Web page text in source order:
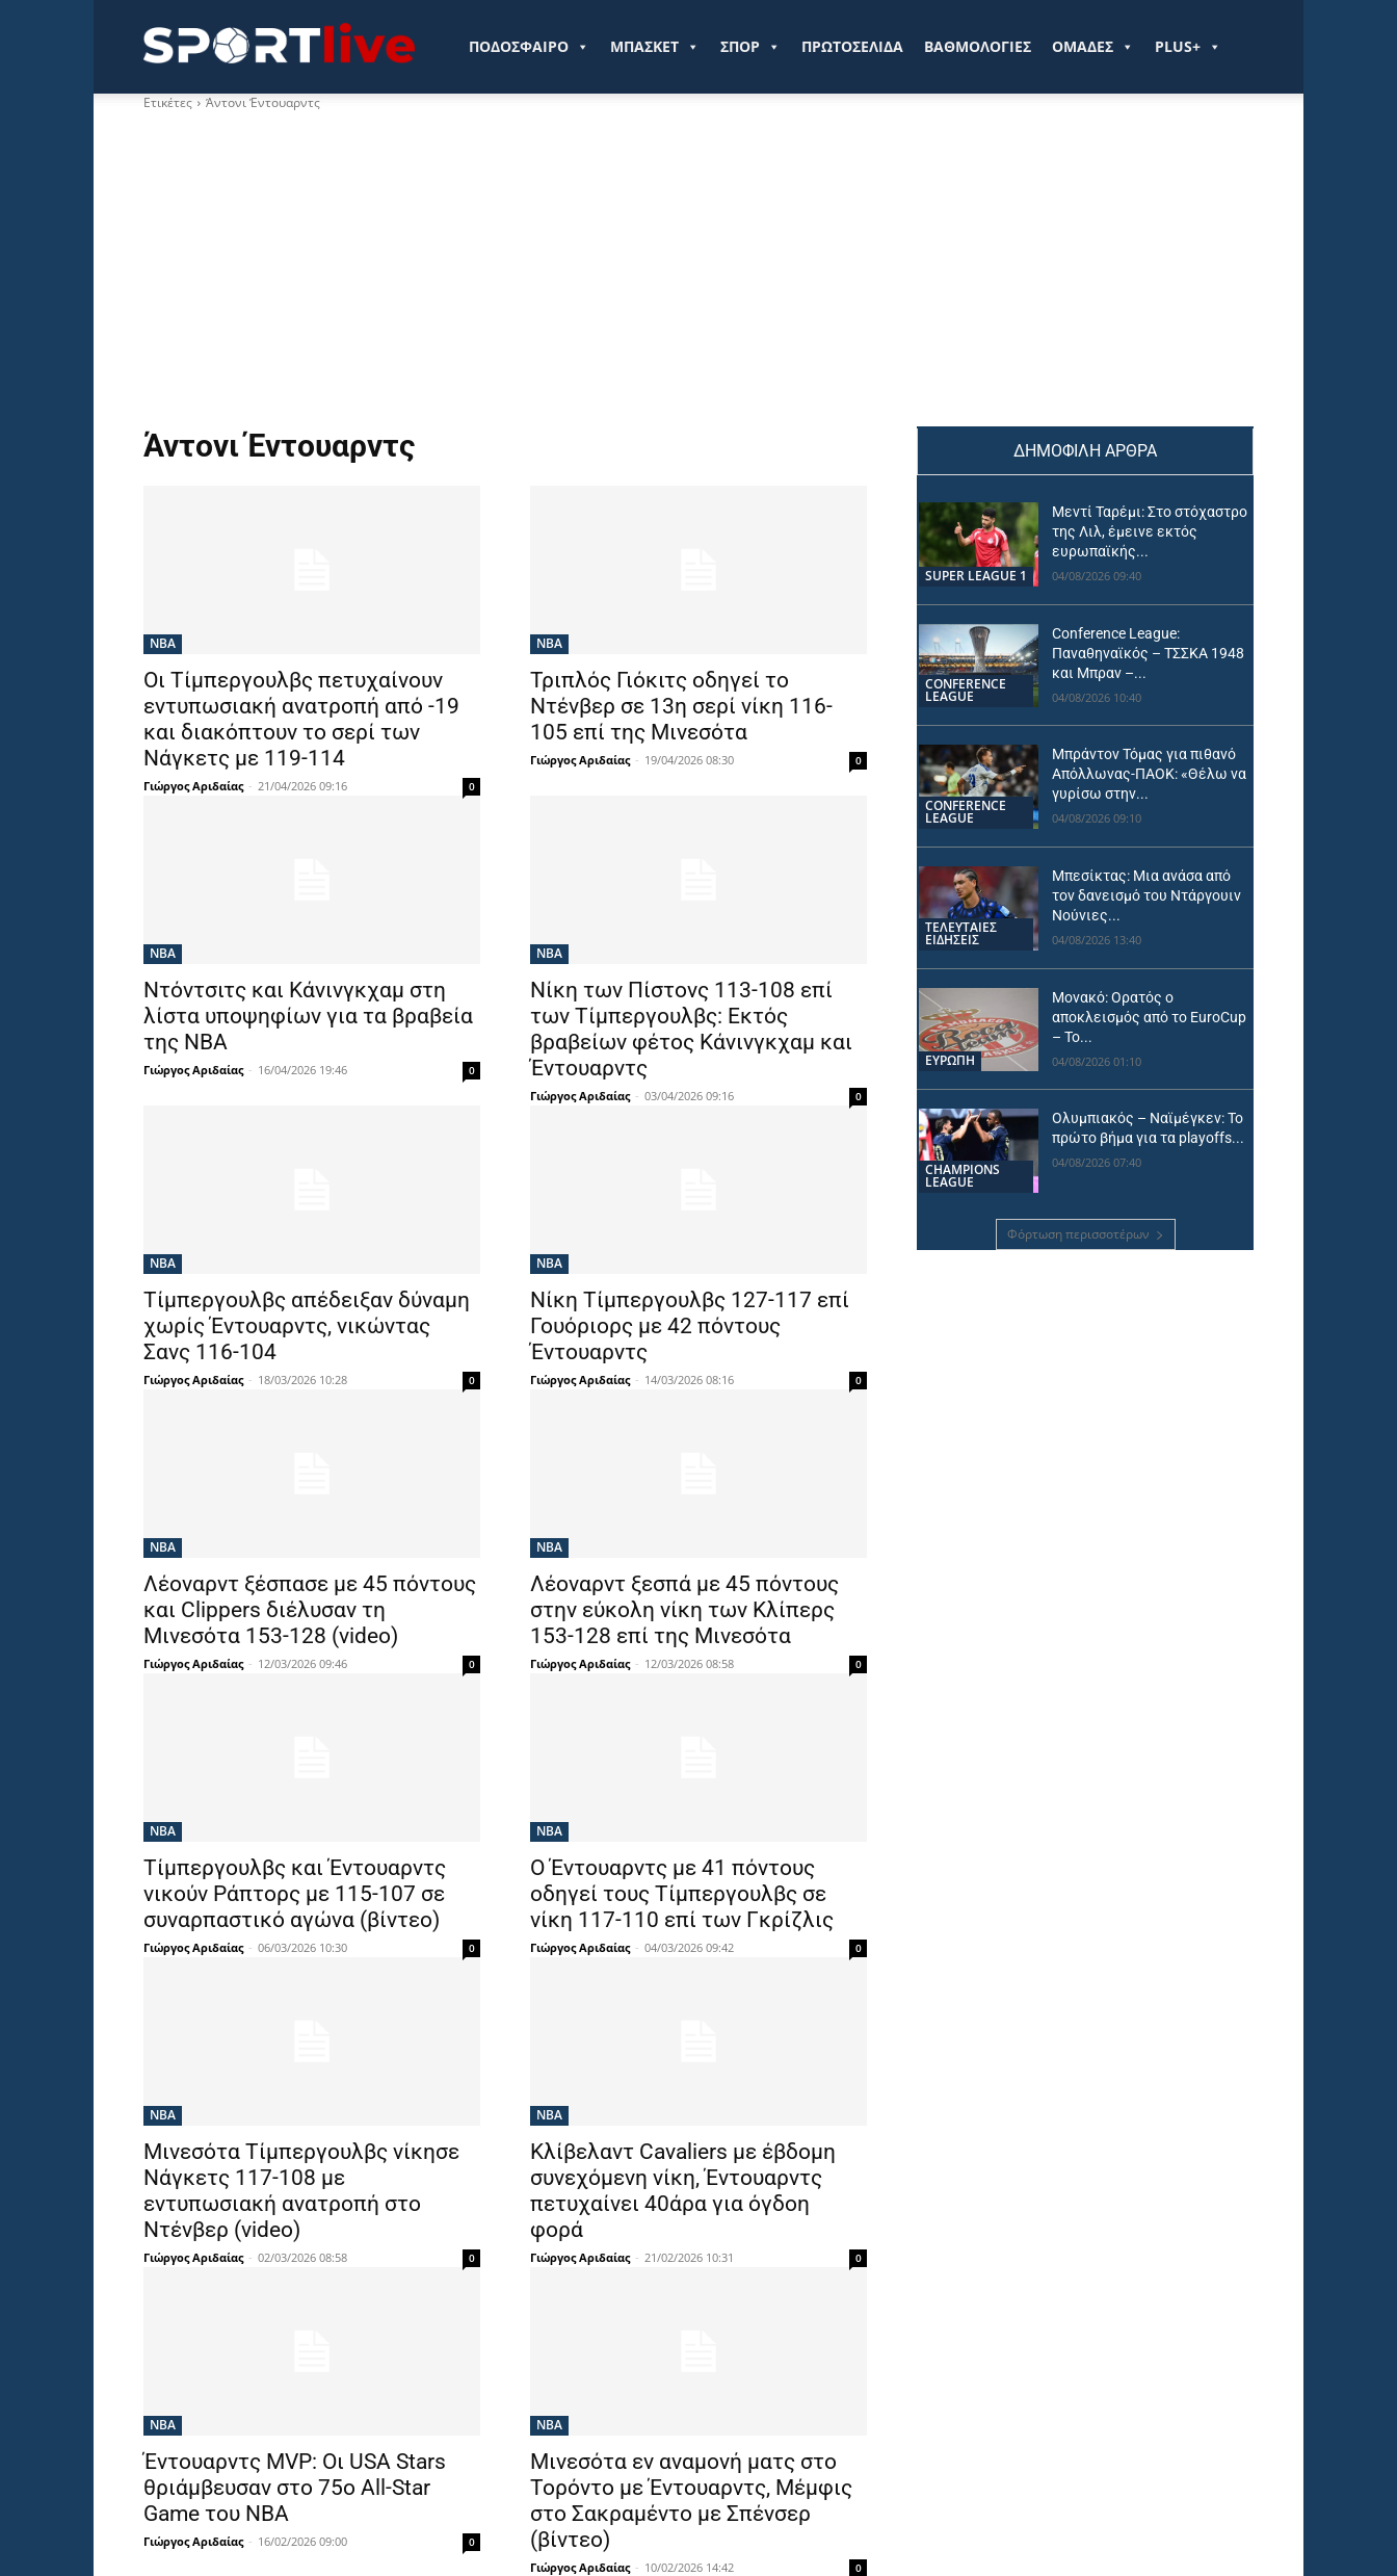
Sportlive.grΠΟΔΟΣΦΑΙΡΟ ΜΠΑΣΚΕΤ ΣΠΟΡ ΠΡΩΤΟΣΕΛΙΔΑ ΒΑΘΜΟΛΟΓΙΕΣ ΟΜΑΔΕΣ PLUS+
Ετικέτες Άντονι Έντουαρντς
Άντονι Έντουαρντς
NBA
Οι Τίμπεργουλβς πετυχαίνουν
εντυπωσιακή ανατροπή από -19
και διακόπτουν το σερί των
Νάγκετς με 119-114
Γιώργος Αριδαίας - 21/04/2026 09:16 0
NBA
Τριπλός Γιόκιτς οδηγεί το
Ντένβερ σε 13η σερί νίκη 116-
105 επί της Μινεσότα
Γιώργος Αριδαίας - 19/04/2026 08:30 0
NBA
Ντόντσιτς και Κάνινγκχαμ στη
λίστα υποψηφίων για τα βραβεία
της NBA
Γιώργος Αριδαίας - 16/04/2026 19:46 0
NBA
Νίκη των Πίστονς 113-108 επί
των Τίμπεργουλβς: Εκτός
βραβείων φέτος Κάνινγκχαμ και
Έντουαρντς
Γιώργος Αριδαίας - 03/04/2026 09:16 0
NBA
Τίμπεργουλβς απέδειξαν δύναμη
χωρίς Έντουαρντς, νικώντας
Σανς 116-104
Γιώργος Αριδαίας - 18/03/2026 10:28 0
NBA
Νίκη Τίμπεργουλβς 127-117 επί
Γουόριορς με 42 πόντους
Έντουαρντς
Γιώργος Αριδαίας - 14/03/2026 08:16 0
NBA
Λέοναρντ ξέσπασε με 45 πόντους
και Clippers διέλυσαν τη
Μινεσότα 153-128 (video)
Γιώργος Αριδαίας - 12/03/2026 09:46 0
NBA
Λέοναρντ ξεσπά με 45 πόντους
στην εύκολη νίκη των Κλίπερς
153-128 επί της Μινεσότα
Γιώργος Αριδαίας - 12/03/2026 08:58 0
NBA
Τίμπεργουλβς και Έντουαρντς
νικούν Ράπτορς με 115-107 σε
συναρπαστικό αγώνα (βίντεο)
Γιώργος Αριδαίας - 06/03/2026 10:30 0
NBA
Ο Έντουαρντς με 41 πόντους
οδηγεί τους Τίμπεργουλβς σε
νίκη 117-110 επί των Γκρίζλις
Γιώργος Αριδαίας - 04/03/2026 09:42 0
NBA
Μινεσότα Τίμπεργουλβς νίκησε
Νάγκετς 117-108 με
εντυπωσιακή ανατροπή στο
Ντένβερ (video)
Γιώργος Αριδαίας - 02/03/2026 08:58 0
NBA
Κλίβελαντ Cavaliers με έβδομη
συνεχόμενη νίκη, Έντουαρντς
πετυχαίνει 40άρα για όγδοη
φορά
Γιώργος Αριδαίας - 21/02/2026 10:31 0
NBA
Έντουαρντς MVP: Οι USA Stars
θριάμβευσαν στο 75ο All-Star
Game του ΝΒΑ
Γιώργος Αριδαίας - 16/02/2026 09:00 0
NBA
Μινεσότα εν αναμονή ματς στο
Τορόντο με Έντουαρντς, Μέμφις
στο Σακραμέντο με Σπένσερ
(βίντεο)
Γιώργος Αριδαίας - 10/02/2026 14:42 0
ΔΗΜΟΦΙΛΗ ΑΡΘΡΑ
SUPER LEAGUE 1
Μεντί Ταρέμι: Στο στόχαστρο
της Λιλ, έμεινε εκτός
ευρωπαϊκής...
04/08/2026 09:40
CONFERENCE
LEAGUE
Conference League:
Παναθηναϊκός – ΤΣΣΚΑ 1948
και Μπραν –...
04/08/2026 10:40
CONFERENCE
LEAGUE
Μπράντον Τόμας για πιθανό
Απόλλωνας-ΠΑΟΚ: «Θέλω να
γυρίσω στην...
04/08/2026 09:10
ΤΕΛΕΥΤΑΙΕΣ
ΕΙΔΗΣΕΙΣ
Μπεσίκτας: Μια ανάσα από
τον δανεισμό του Ντάργουιν
Νούνιες...
04/08/2026 13:40
ΕΥΡΩΠΗ
Μονακό: Ορατός ο
αποκλεισμός από το EuroCup
– Το...
04/08/2026 01:10
CHAMPIONS
LEAGUE
Ολυμπιακός – Ναϊμέγκεν: Το
πρώτο βήμα για τα playoffs...
04/08/2026 07:40
Φόρτωση περισσοτέρων